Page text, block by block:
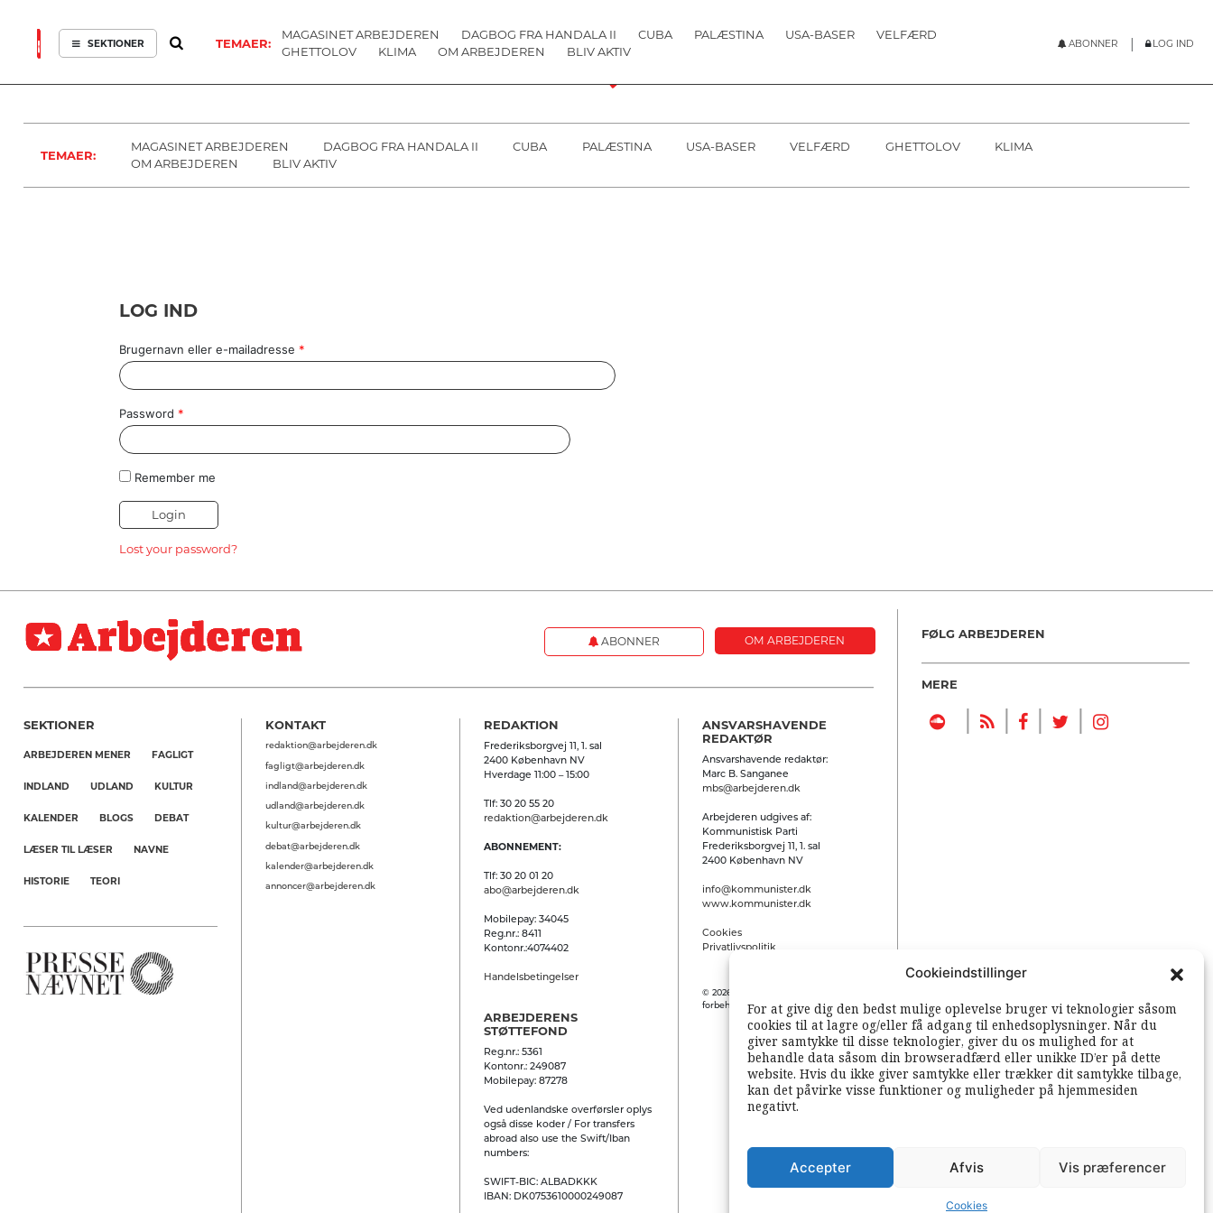
Cookieindstillinger
For at give dig den bedst mulige oplevelse bruger vi teknologier såsom
cookies til at lagre og/eller få adgang til enhedsoplysninger. Når du
giver samtykke til disse teknologier, giver du os mulighed for at
behandle data såsom din browseradfærd eller unikke ID’er på dette
website. Hvis du ikke giver samtykke eller trækker dit samtykke tilbage,
kan det påvirke visse funktioner og muligheder på hjemmesiden
negativt.
Accepter Afvis Vis præferencer
Cookies
ARBEJDEREN
UDLAND
LÆSER
LÆSER
NAVNE
HISTORIE
TEORI
SOUNDCLOUD
ABONNER
LOG IND
OM
TEMAER:
MAGASINET ARBEJDEREN DAGBOG FRA HANDALA II CUBA PALÆSTINA USA-BASER VELFÆRD GHETTOLOV
KLIMA
OM ARBEJDEREN
BLIV AKTIV
SEKTIONER TEMAER:
MAGASINET ARBEJDEREN DAGBOG FRA HANDALA II CUBA PALÆSTINA USA-BASER
VELFÆRD
GHETTOLOV
KLIMA OM ARBEJDEREN BLIV AKTIV
ABONNER | LOG IND
LOG IND
Brugernavn eller e-mailadresse *
Password *
Remember me
Lost your password?
ABONNER OM ARBEJDEREN
SEKTIONER
ARBEJDEREN MENER FAGLIGT
INDLAND UDLAND KULTUR
KALENDER BLOGS DEBAT
LÆSER TIL LÆSER NAVNE
HISTORIE TEORI
KONTAKT
redaktion@arbejderen.dk
fagligt@arbejderen.dk
indland@arbejderen.dk
udland@arbejderen.dk
kultur@arbejderen.dk
debat@arbejderen.dk
kalender@arbejderen.dk
annoncer@arbejderen.dk
REDAKTION
Frederiksborgvej 11, 1. sal
2400 København NV
Hverdage 11:00 – 15:00
Tlf: 30 20 55 20
redaktion@arbejderen.dk
ABONNEMENT:
Tlf: 30 20 01 20
abo@arbejderen.dk
Mobilepay: 34045
Reg.nr.: 8411
Kontonr.:4074402
Handelsbetingelser
ARBEJDERENS
STØTTEFOND
Reg.nr.: 5361
Kontonr.: 249087
Mobilepay: 87278
Ved udenlandske overførsler oplys
også disse koder / For transfers
abroad also use the Swift/Iban
numbers:
SWIFT-BIC: ALBADKKK
IBAN: DK0753610000249087
ANSVARSHAVENDE
REDAKTØR
Ansvarshavende redaktør:
Marc B. Sanganee
mbs@arbejderen.dk
Arbejderen udgives af:
Kommunistisk Parti
Frederiksborgvej 11, 1. sal
2400 København NV
info@kommunister.dk
www.kommunister.dk
Cookies
Privatlivspolitik
© 2026 Arbejderen. Alle rettigheder
forbeholdes.
FØLG ARBEJDEREN
MERE
| | | |